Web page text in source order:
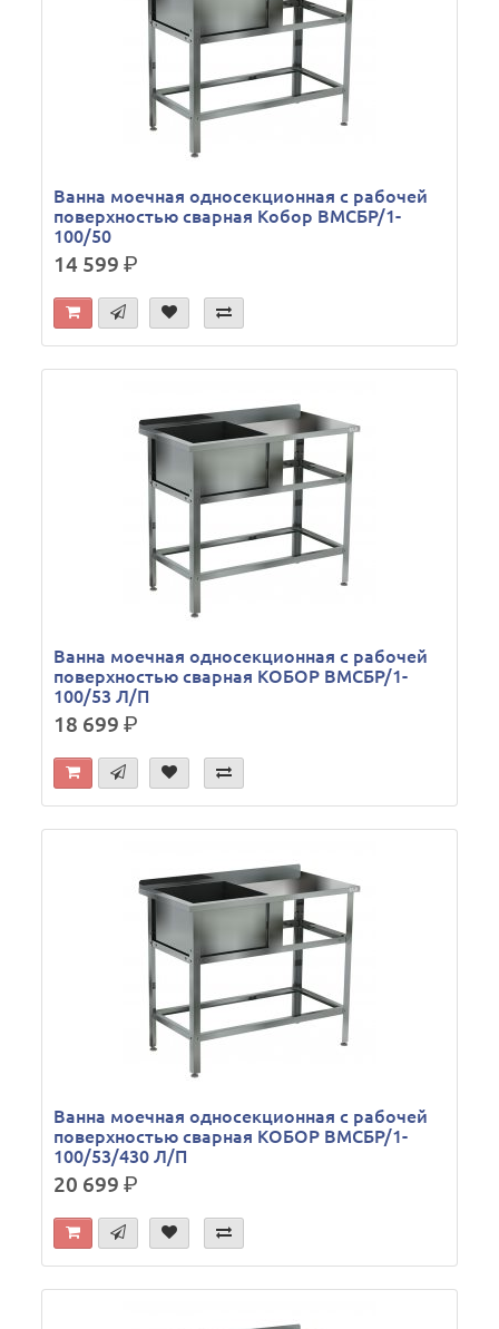
Ванна моечная односекционная с рабочей
поверхностью сварная Кобор ВМСБР/1-
100/50
14 599р.
Ванна моечная односекционная с рабочей
поверхностью сварная КОБОР ВМСБР/1-
100/53 Л/П
18 699р.
Ванна моечная односекционная с рабочей
поверхностью сварная КОБОР ВМСБР/1-
100/53/430 Л/П
20 699р.